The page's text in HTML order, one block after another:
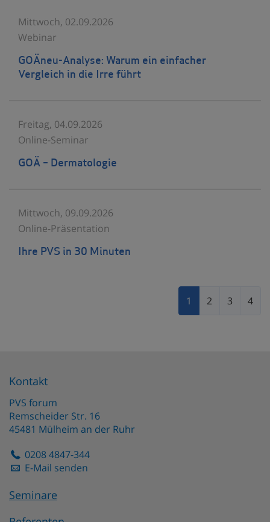
Mittwoch, 02.09.2026
Webinar
GOÄneu-Analyse: Warum ein einfacher
Vergleich in die Irre führt
Freitag, 04.09.2026
Online-Seminar
GOÄ – Dermatologie
Mittwoch, 09.09.2026
Online-Präsentation
Ihre PVS in 30 Minuten
1 2 3 4
Kontakt
PVS forum
Remscheider Str. 16
45481 Mülheim an der Ruhr
0208 4847-344
E-Mail senden
Seminare